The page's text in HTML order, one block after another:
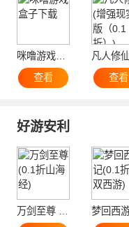
咪噜游戏盒子下载
查看
查看
好游安利
万剑至尊 (0.1折山海经)